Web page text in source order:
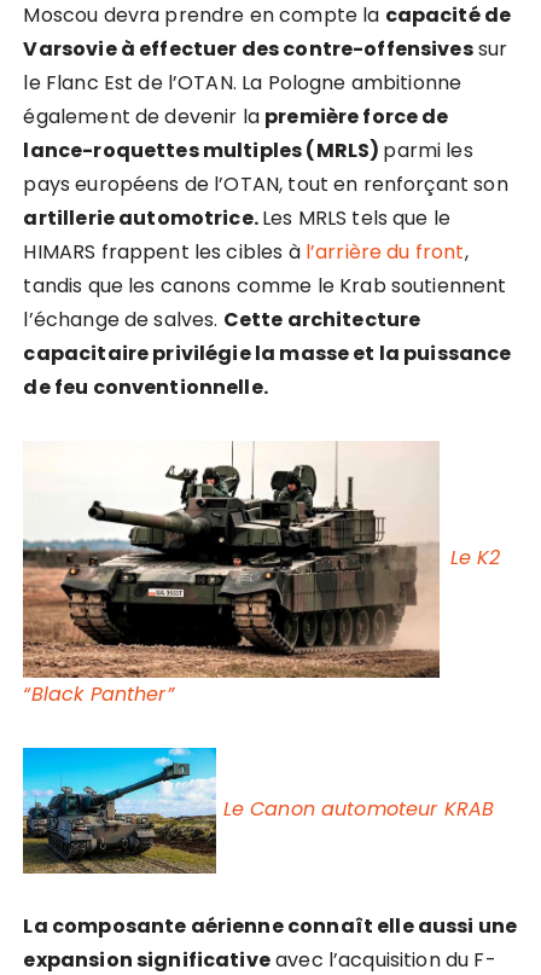
Moscou devra prendre en compte la capacité de
Varsovie à effectuer des contre-offensivessur
le Flanc Est de l’OTAN. La Pologne ambitionne
également de devenir la première force de
lance-roquettes multiples (MRLS) parmi les
pays européens de l’OTAN, tout en renforçant son
artillerie automotrice.Les MRLS tels que le
HIMARS frappent les cibles à l’arrière du front,
tandis que les canons comme le Krab soutiennent
l’échange de salves. Cette architecture
capacitaire privilégie la masse et la puissance
de feu conventionnelle.
Le K2
“Black Panther”
Le Canon automoteur KRAB
La composante aérienne connaît elle aussi une
expansion significativeavec l’acquisition du F-